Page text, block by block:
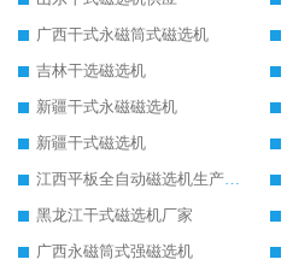
广西干式永磁筒式磁选机
吉林干选磁选机
新疆干式永磁磁选机
新疆干式磁选机
江西平板全自动磁选机生产厂家
黑龙江干式磁选机厂家
广西永磁筒式强磁选机